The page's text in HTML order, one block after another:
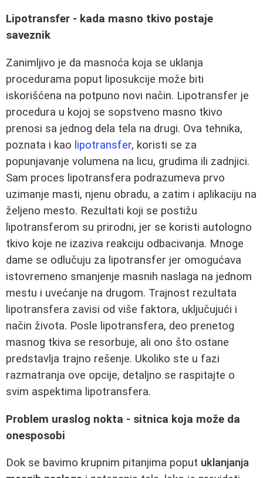
Lipotransfer - kada masno tkivo postaje
saveznik
Zanimljivo je da masnoća koja se uklanja
procedurama poput liposukcije može biti
iskorišćena na potpuno novi način. Lipotransfer je
procedura u kojoj se sopstveno masno tkivo
prenosi sa jednog dela tela na drugi. Ova tehnika,
poznata i kao lipotransfer, koristi se za
popunjavanje volumena na licu, grudima ili zadnjici.
Sam proces lipotransfera podrazumeva prvo
uzimanje masti, njenu obradu, a zatim i aplikaciju na
željeno mesto. Rezultati koji se postižu
lipotransferom su prirodni, jer se koristi autologno
tkivo koje ne izaziva reakciju odbacivanja. Mnoge
dame se odlučuju za lipotransfer jer omogućava
istovremeno smanjenje masnih naslaga na jednom
mestu i uvećanje na drugom. Trajnost rezultata
lipotransfera zavisi od više faktora, uključujući i
način života. Posle lipotransfera, deo prenetog
masnog tkiva se resorbuje, ali ono što ostane
predstavlja trajno rešenje. Ukoliko ste u fazi
razmatranja ove opcije, detaljno se raspitajte o
svim aspektima lipotransfera.
Problem uraslog nokta - sitnica koja može da
onesposobi
Dok se bavimo krupnim pitanjima poput uklanjanja